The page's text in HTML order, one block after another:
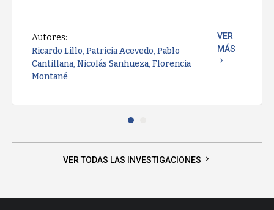
Autores:
Ricardo Lillo, Patricia Acevedo, Pablo
Cantillana, Nicolás Sanhueza, Florencia
Montané
VER
MÁS
chevron_right
VER TODAS LAS INVESTIGACIONES chevron_right